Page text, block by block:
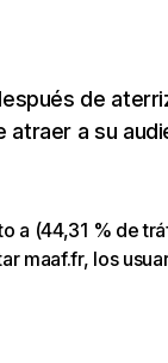
de
a su
a (44,31 % de
maaf.fr, los